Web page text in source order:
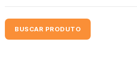
BUSCAR PRODUTO